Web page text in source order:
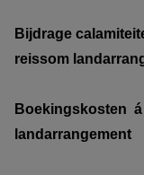
Bijdrage
reissom
Boekingskosten
landarrangement